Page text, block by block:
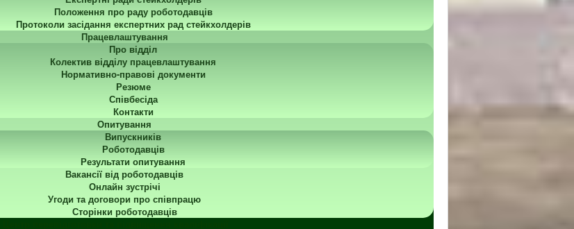
Положення про раду роботодавців
Протоколи засідання експертних рад стейкхолдерів
Працевлаштування
Про відділ
Колектив відділу працевлаштування
Нормативно-правові документи
Резюме
Співбесіда
Контакти
Опитування
Випускників
Роботодавців
Результати опитування
Вакансії від роботодавців
Онлайн зустрічі
Угоди та договори про співпрацю
Сторінки роботодавців